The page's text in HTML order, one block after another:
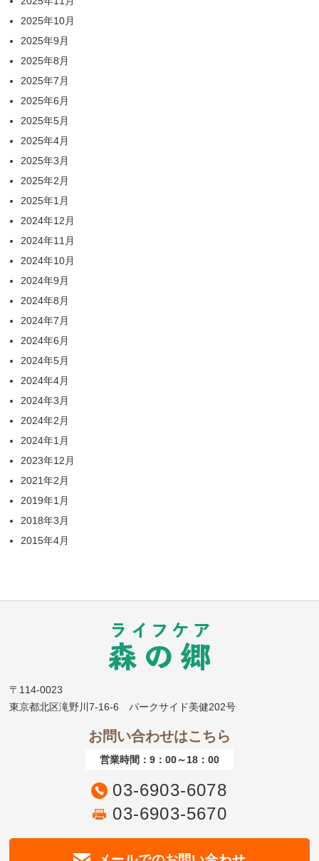
2025年10月
2025年9月
2025年8月
2025年7月
2025年6月
2025年5月
2025年4月
2025年3月
2025年2月
2025年1月
2024年12月
2024年11月
2024年10月
2024年9月
2024年8月
2024年7月
2024年6月
2024年5月
2024年4月
2024年3月
2024年2月
2024年1月
2023年12月
2021年2月
2019年1月
2018年3月
2015年4月
〒114-0023
東京都北区滝野川7-16-6 パークサイド美健202号
お問い合わせはこちら
営業時間：9：00～18：00
03-6903-6078
03-6903-5670